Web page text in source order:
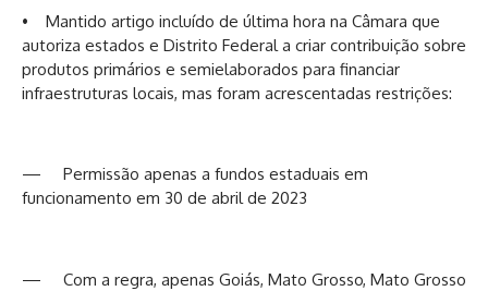
• Mantido artigo incluído de última hora na Câmara que
autoriza estados e Distrito Federal a criar contribuição sobre
produtos primários e semielaborados para financiar
infraestruturas locais, mas foram acrescentadas restrições:
— Permissão apenas a fundos estaduais em
funcionamento em 30 de abril de 2023
— Com a regra, apenas Goiás, Mato Grosso, Mato Grosso